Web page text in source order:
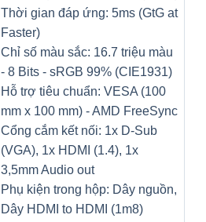
Thời gian đáp ứng: 5ms (GtG at
Faster)
Chỉ số màu sắc: 16.7 triệu màu
- 8 Bits - sRGB 99% (CIE1931)
Hỗ trợ tiêu chuẩn: VESA (100
mm x 100 mm) - AMD FreeSync
Cổng cắm kết nối: 1x D-Sub
(VGA), 1x HDMI (1.4), 1x
3,5mm Audio out
Phụ kiện trong hộp: Dây nguồn,
Dây HDMI to HDMI (1m8)